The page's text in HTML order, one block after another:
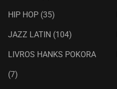
HIP HOP (35)
JAZZ LATIN (104)
LIVROS HANKS POKORA
(7)